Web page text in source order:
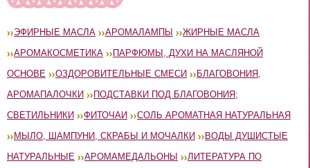
ЭФИРНЫЕ МАСЛА АРОМАЛАМПЫ
ЖИРНЫЕ МАСЛА
АРОМАКОСМЕТИКА
ПАРФЮМЫ, ДУХИ НА МАСЛЯНОЙ
ОСНОВЕ
ОЗДОРОВИТЕЛЬНЫЕ СМЕСИ
БЛАГОВОНИЯ,
АРОМАПАЛОЧКИ
ПОДСТАВКИ ПОД БЛАГОВОНИЯ;
СВЕТИЛЬНИКИ
ФИТОЧАИ
СОЛЬ АРОМАТНАЯ НАТУРАЛЬНАЯ
МЫЛО, ШАМПУНИ, СКРАБЫ И МОЧАЛКИ
ВОДЫ ДУШИСТЫЕ
НАТУРАЛЬНЫЕ
АРОМАМЕДАЛЬОНЫ
ЛИТЕРАТУРА ПО